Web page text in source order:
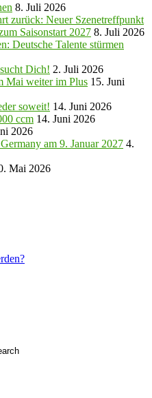
8. Juli 2026
zurück: Neuer Szenetreffpunkt
Saisonstart 2027 8. Juli 2026
Deutsche Talente stürmen
Dich! 2. Juli 2026
Mai weiter im Plus 15. Juni
soweit! 14. Juni 2026
ccm 14. Juni 2026
2026
am 9. Januar 2027 4.
Mai 2026